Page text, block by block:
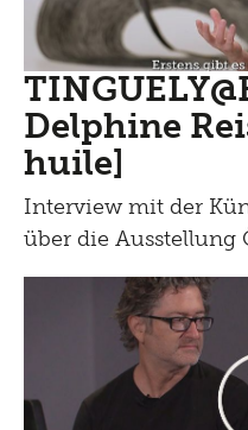
Delphine
huile]
Interview mit der
über die Ausstellung